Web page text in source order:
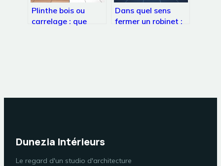
Plinthe bois ou
carrelage : que
Dans quel sens
fermer un robinet :
Dunezia Intérieurs
Le regard d'un studio d'architecture